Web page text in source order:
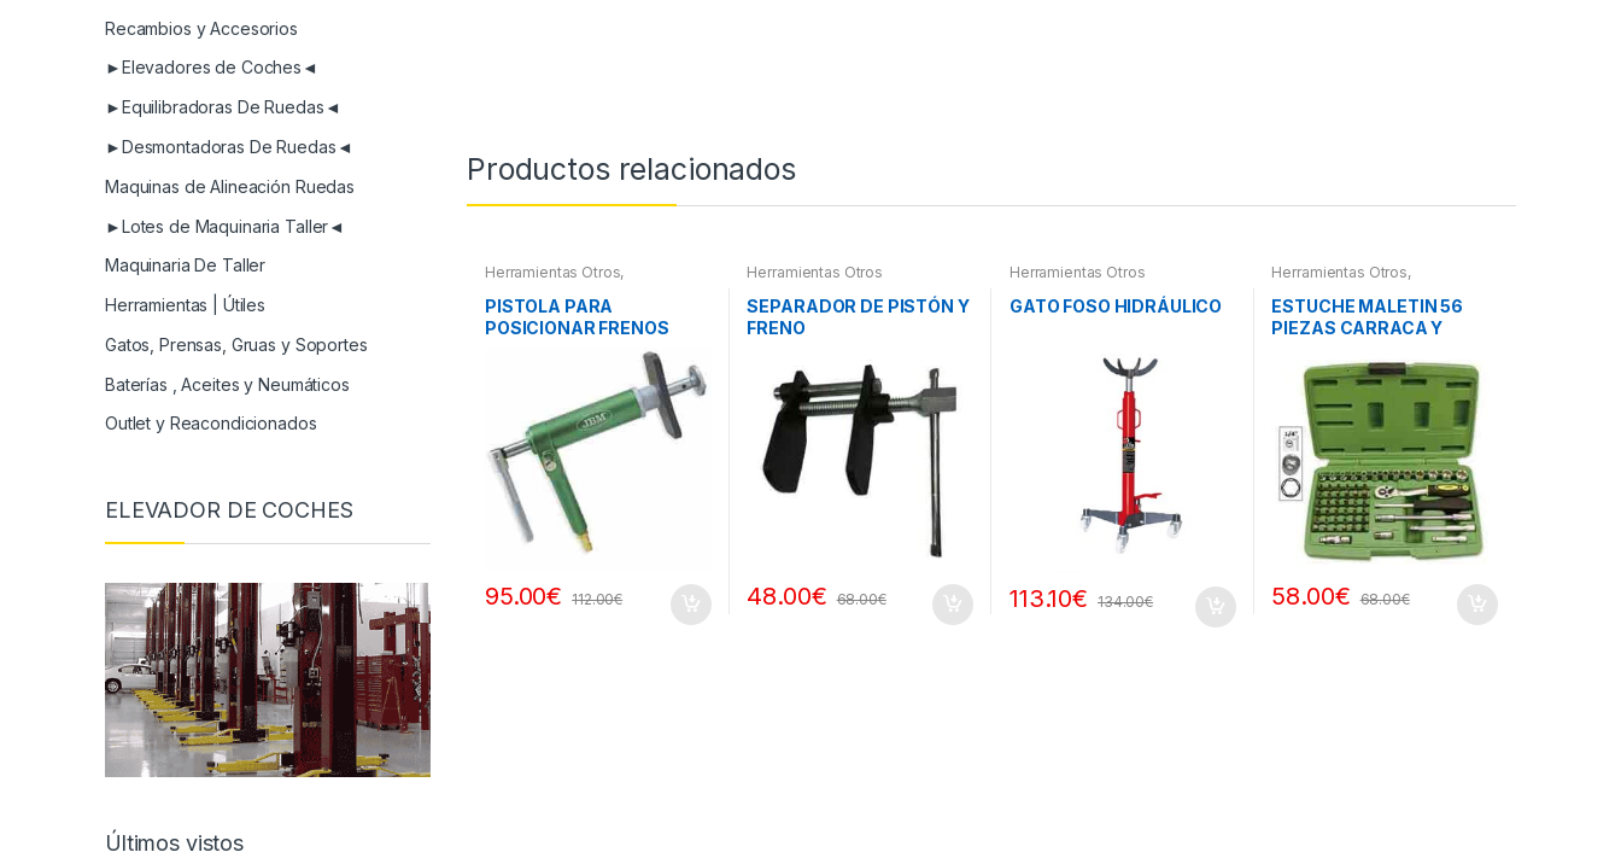
Productos relacionados
Herramientas Otros,
Refrigeración
PISTOLA PARA
POSICIONAR FRENOS
95.00€ 112.00€
Herramientas Otros
SEPARADOR DE PISTÓN Y
FRENO
48.00€ 68.00€
Herramientas Otros
GATO FOSO HIDRÁULICO
113.10€ 134.00€
Herramientas Otros,
Herramientas De Mano,
Maletines Herramientas,
Extractores, Compresímetros,
ESTUCHE MALETIN 56
PIEZAS CARRACA Y
58.00€ 68.00€
Recambios y Accesorios
►Elevadores de Coches◄
►Equilibradoras De Ruedas◄
►Desmontadoras De Ruedas◄
Maquinas de Alineación Ruedas
►Lotes de Maquinaria Taller◄
Maquinaria De Taller
Herramientas | Útiles
Gatos, Prensas, Gruas y Soportes
Baterías , Aceites y Neumáticos
Outlet y Reacondicionados
ELEVADOR DE COCHES
Últimos vistos